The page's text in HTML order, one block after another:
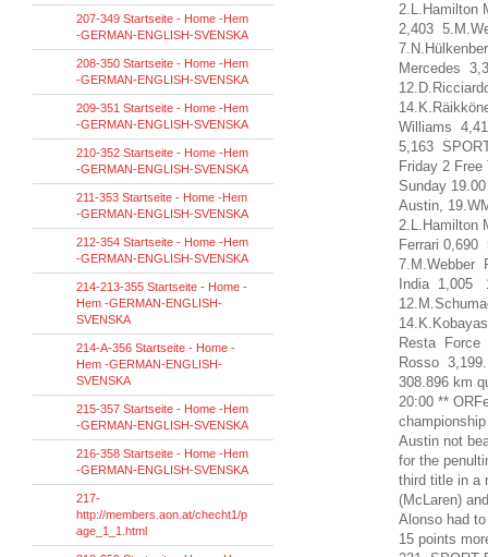
2.L.Hamilton
2,403
Mercedes
Williams
5,163
Friday 2 Free
Sunday
Austin,
2.L.Hamilton
Ferrari
7.M.Webber
India 1,005
Resta
Rosso
308.896 km
20:00 **
Austin not
for the
third title in a
(McLaren) and
Alonso had
15 points
207-349 Startseite - Home -Hem
-GERMAN-ENGLISH-SVENSKA
208-350 Startseite - Home -Hem
-GERMAN-ENGLISH-SVENSKA
209-351 Startseite - Home -Hem
-GERMAN-ENGLISH-SVENSKA
210-352 Startseite - Home -Hem
-GERMAN-ENGLISH-SVENSKA
211-353 Startseite - Home -Hem
-GERMAN-ENGLISH-SVENSKA
212-354 Startseite - Home -Hem
-GERMAN-ENGLISH-SVENSKA
214-213-355 Startseite - Home -
Hem -GERMAN-ENGLISH-
SVENSKA
214-A-356 Startseite - Home -
Hem -GERMAN-ENGLISH-
SVENSKA
215-357 Startseite - Home -Hem
-GERMAN-ENGLISH-SVENSKA
216-358 Startseite - Home -Hem
-GERMAN-ENGLISH-SVENSKA
217-
http://members.aon.at/checht1/p
age_1_1.html